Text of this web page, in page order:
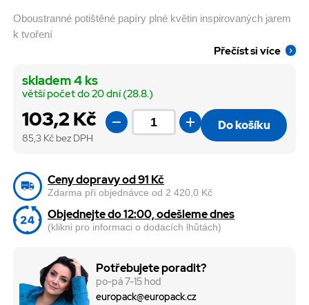
Oboustranné potištěné papíry plné květin inspirovaných jarem
k tvoření
Přečíst si více
103,2 Kč
85,3 Kč bez DPH
skladem 4 ks
větší počet do 20 dní (28.8.)
Do košíku
Ceny dopravy od 91 Kč
Zdarma při objednávce od 2 420,0 Kč
Objednejte do 12:00, odešleme dnes
(klikni pro informaci o dodacích lhůtách)
Potřebujete poradit?
po-pá 7-15 hod
europack@europack.cz